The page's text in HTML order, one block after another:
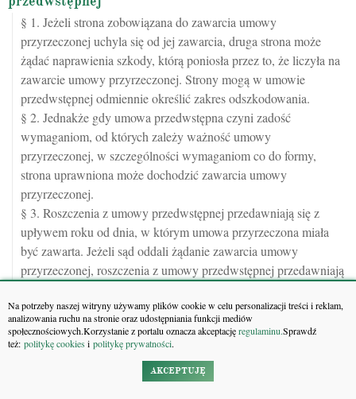
Na potrzeby naszej witryny używamy plików cookie w celu personalizacji treści i reklam,
analizowania ruchu na stronie oraz udostępniania funkcji mediów
społecznościowych.Korzystanie z portalu oznacza akceptacjęregulaminu.Sprawdź
też: politykę cookiesi politykę prywatności.
AKCEPTUJĘ
§ 1. Jeżeli strona zobowiązana do zawarcia umowy
przyrzeczonej uchyla się od jej zawarcia, druga strona może
żądać naprawienia szkody, którą poniosła przez to, że liczyła na
zawarcie umowy przyrzeczonej. Strony mogą w umowie
przedwstępnej odmiennie określić zakres odszkodowania.
§ 2. Jednakże gdy umowa przedwstępna czyni zadość
wymaganiom, od których zależy ważność umowy
przyrzeczonej, w szczególności wymaganiom co do formy,
strona uprawniona może dochodzić zawarcia umowy
przyrzeczonej.
§ 3. Roszczenia z umowy przedwstępnej przedawniają się z
upływem roku od dnia, w którym umowa przyrzeczona miała
być zawarta. Jeżeli sąd oddali żądanie zawarcia umowy
przyrzeczonej, roszczenia z umowy przedwstępnej przedawniają
prawomocne.
Art. 391. Zawarcie umowy o świadczenie przez osobę
trzecią
Jeżeli w umowie zastrzeżono, że osoba trzecia zaciągnie